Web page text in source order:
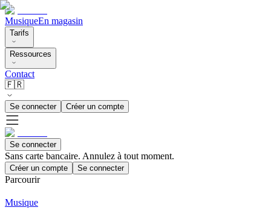
MusiqueEn magasin
Tarifs
Ressources
Contact
🇫🇷
Se connecter Créer un compte
Se connecter
Sans carte bancaire. Annulez à tout moment.
Créer un compte Se connecter
Parcourir
Musique